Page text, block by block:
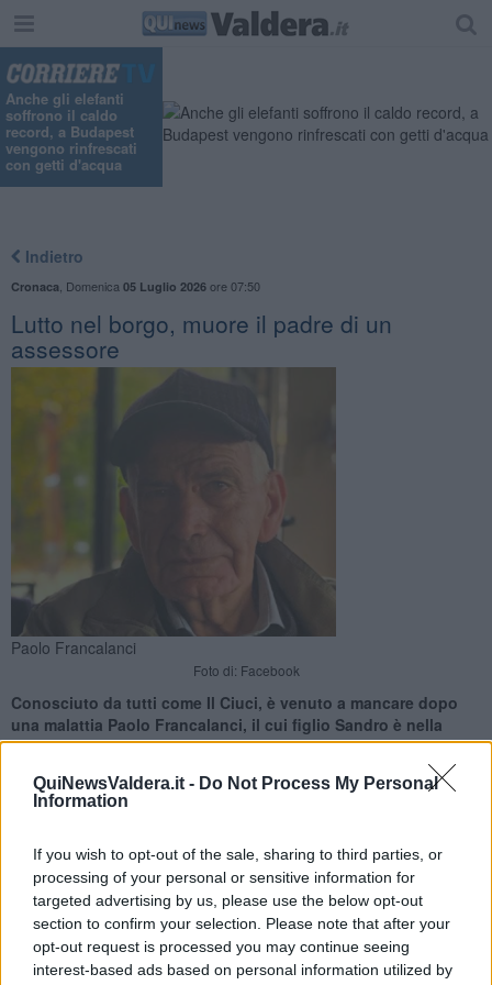
QuiNewsValdera.it - Do Not Process My Personal
Information
If you wish to opt-out of the sale, sharing to third parties, or
processing of your personal or sensitive information for
targeted advertising by us, please use the below opt-out
section to confirm your selection. Please note that after your
opt-out request is processed you may continue seeing
interest-based ads based on personal information utilized by
Anche gli elefanti
soffrono il caldo
record, a Budapest
vengono rinfrescati
con getti d'acqua
Indietro
Cronaca Domenica 05 Luglio 2026ore 07:50
Lutto nel borgo, muore il padre di un
assessore
Paolo Francalanci
Foto di: Facebook
Conosciuto da tutti come Il Ciuci, è venuto a mancare dopo
una malattia Paolo Francalanci, il cui figlio Sandro è nella
Giunta del sindaco Mori
CASCIANA TERME-LARI —Se n'è andato a 86 anniPaolo
Francalanci, ex commerciante all'ingrosso del mercato
ortofrutticolo di Viareggio e padre dell'assessore Sandro e di suo
fratello Riccardo.